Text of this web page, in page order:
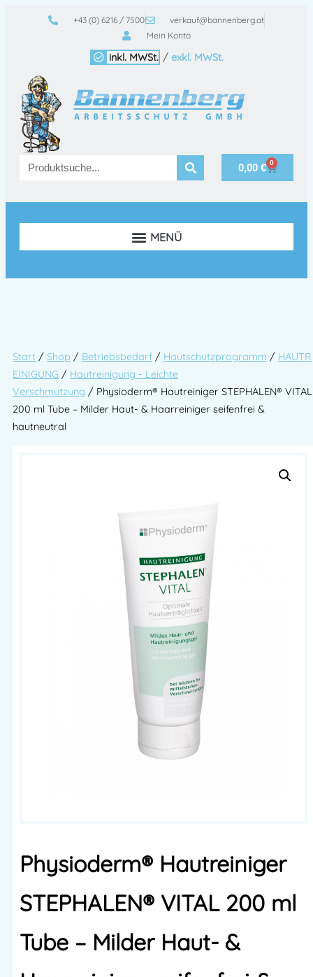
+43 (0) 6216 / 7500
verkauf@bannenberg.at
Mein Konto
inkl. MWSt. / exkl. MWSt.
0,00 € 0
Start / Shop / Betriebsbedarf / Hautschutzprogramm / HAUTR
EINIGUNG / Hautreinigung - Leichte
Verschmutzung / Physioderm® Hautreiniger STEPHALEN® VITAL
200 ml Tube – Milder Haut- & Haarreiniger seifenfrei &
hautneutral
Physioderm® Hautreiniger
STEPHALEN® VITAL 200 ml
Tube – Milder Haut- &